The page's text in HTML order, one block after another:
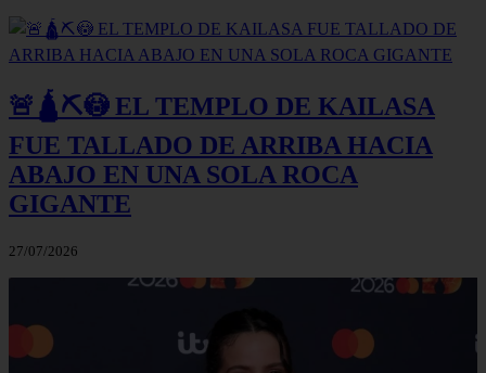
🚨🛕⛏️😳 EL TEMPLO DE KAILASA
FUE TALLADO DE ARRIBA HACIA
ABAJO EN UNA SOLA ROCA
GIGANTE
27/07/2026